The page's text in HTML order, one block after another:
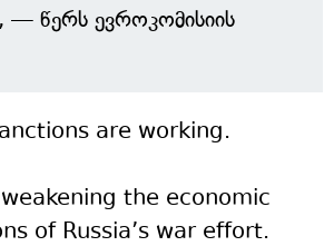
— წერს ევროკომისიის
are working.
the economic
of Russia’s war effort.